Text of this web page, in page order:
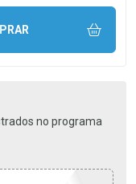
UNIDADE
no programa